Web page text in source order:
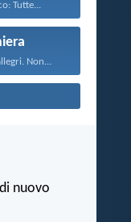
Tutte...
Non...
nuovo